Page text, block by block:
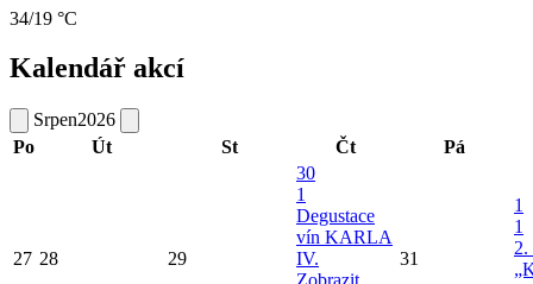
34/19 °C
Kalendář akcí
Srpen2026
Po
Út St Čt Pá
27 28 29
30
1
Degustace
vín KARLA
IV.
31
1
1
2.